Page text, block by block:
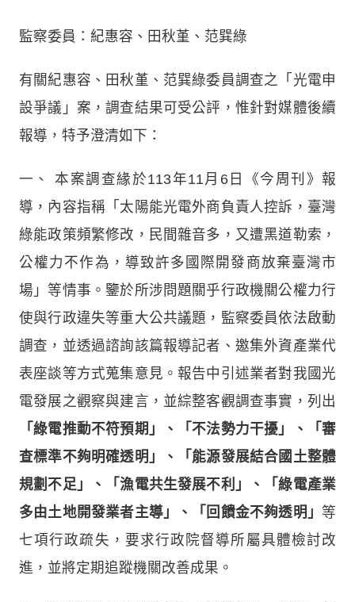
監察委員：紀惠容、田秋堇、范巽綠
有關紀惠容、田秋堇、范巽綠委員調查之「光電申
設爭議」案，調查結果可受公評，惟針對媒體後續
報導，特予澄清如下：
一、
本案調查緣於113年11月6日《今周刊》報
導，內容指稱「太陽能光電外商負責人控訴，臺灣
綠能政策頻繁修改，民間雜音多，又遭黑道勒索，
公權力不作為，導致許多國際開發商放棄臺灣市
場」等情事。鑒於所涉問題關乎行政機關公權力行
使與行政違失等重大公共議題，監察委員依法啟動
調查，並透過諮詢該篇報導記者、邀集外資產業代
表座談等方式蒐集意見。報告中引述業者對我國光
電發展之觀察與建言，並綜整客觀調查事實，列出
「綠電推動不符預期」、「不法勢力干擾」、「審
查標準不夠明確透明」、「能源發展結合國土整體
規劃不足」、「漁電共生發展不利」、「綠電產業
多由土地開發業者主導」、「回饋金不夠透明」 等
七項行政疏失，要求行政院督導所屬具體檢討改
進，並將定期追蹤機關改善成果。